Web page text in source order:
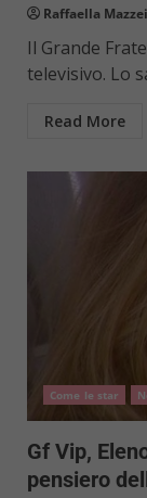
Raffaella Mazzei
Il Grande
televisivo. Lo
Read More
Come le star
Gf Vip,
pensiero